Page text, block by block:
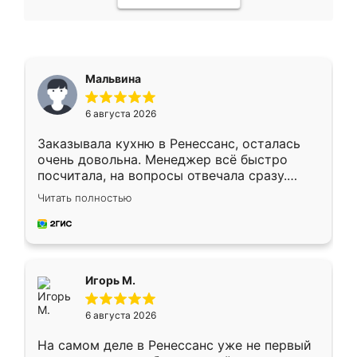
Мальвина
6 августа 2026
Заказывала кухню в Ренессанс, осталась
очень довольна. Менеджер всё быстро
посчитала, на вопросы отвечала сразу.
Замерщик приехал в субботу, подошёл к
делу со всей ответственностью. Собрали
за день, ребята работали аккуратно, даже
Читать полностью
Игорь М.
6 августа 2026
На самом деле в Ренессанс уже не первый